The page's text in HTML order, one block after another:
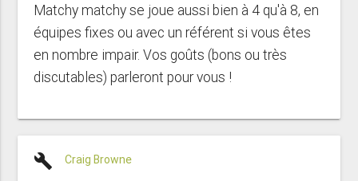
Matchy matchy se joue aussi bien à 4 qu'à 8, en
équipes fixes ou avec un référent si vous êtes
en nombre impair. Vos goûts (bons ou très
discutables) parleront pour vous !
build Craig Browne